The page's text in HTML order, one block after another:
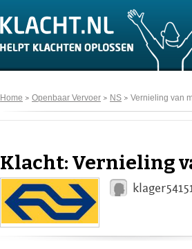
Home Openbaar Vervoer NS Vernieling van
Klacht: Vernieling